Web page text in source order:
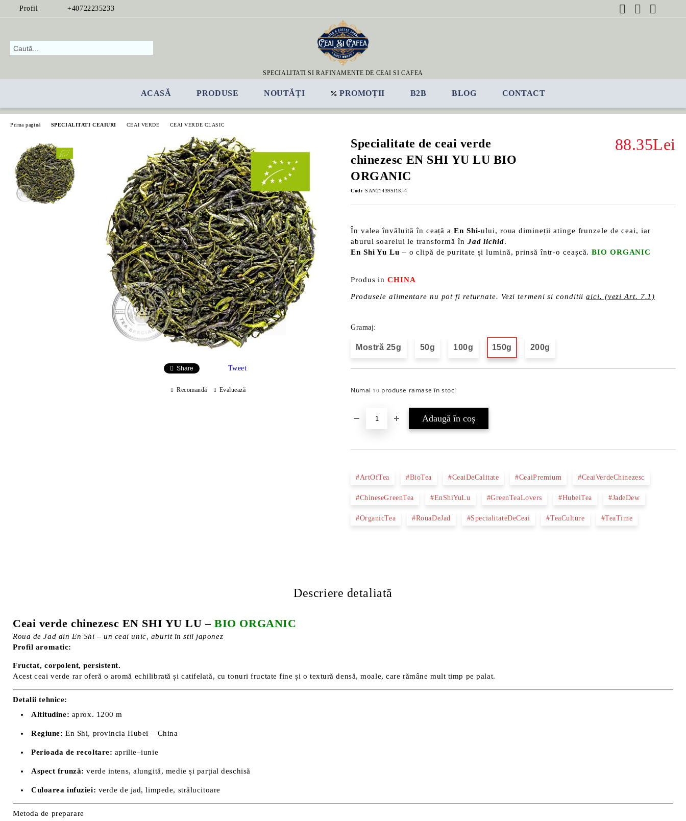
Profil +40722235233
SPECIALITATI SI RAFINAMENTE DE CEAI SI CAFEA
ACASĂ PRODUSE NOUTĂȚI PROMOȚII B2B BLOG CONTACT
Prima pagină SPECIALITATI CEAIURI CEAI VERDE CEAI VERDE CLASIC
Specialitate de ceai verde
chinezesc EN SHI YU LU BIO
ORGANIC
88.35Lei
Cod: SAN21439SI1K-4
În valea învăluită în ceață a En Shi-ului, roua dimineții atinge frunzele de ceai, iar
aburul soarelui le transformă în Jad lichid.
En Shi Yu Lu – o clipă de puritate și lumină, prinsă într-o ceașcă.BIO ORGANIC
Produs in CHINA
Produsele alimentare nu pot fi returnate. Vezi termeni si conditiiaici. (vezi Art. 7.1)
Gramaj:
Mostră 25g 50g 100g 150g 200g
Numai 10 produse ramase în stoc!
#ArtOfTea #BioTea #CeaiDeCalitate #CeaiPremium #CeaiVerdeChinezesc
#ChineseGreenTea #EnShiYuLu #GreenTeaLovers #HubeiTea #JadeDew
#OrganicTea #RouaDeJad #SpecialitateDeCeai #TeaCulture #TeaTime
Share Tweet
Recomandă Evaluează
Descriere detaliată
Ceai verde chinezesc EN SHI YU LU –BIO ORGANIC
Roua de Jad din En Shi – un ceai unic, aburit în stil japonez
Profil aromatic:
Fructat, corpolent, persistent.
Acest ceai verde rar oferă o aromă echilibrată și catifelată, cu tonuri fructate fine și o textură densă, moale, care rămâne mult timp pe palat.
Detalii tehnice:
Altitudine: aprox. 1200 m
Regiune: En Shi, provincia Hubei – China
Perioada de recoltare: aprilie–iunie
Aspect frunză: verde intens, alungită, medie și parțial deschisă
Culoarea infuziei: verde de jad, limpede, strălucitoare
Metoda de preparare